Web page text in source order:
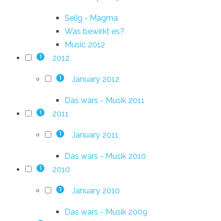
Selig - Magma
Was bewirkt es?
Music 2012
1 2012
1 January 2012
Das wars - Musik 2011
1 2011
1 January 2011
Das wars - Musik 2010
1 2010
1 January 2010
Das wars - Musik 2009